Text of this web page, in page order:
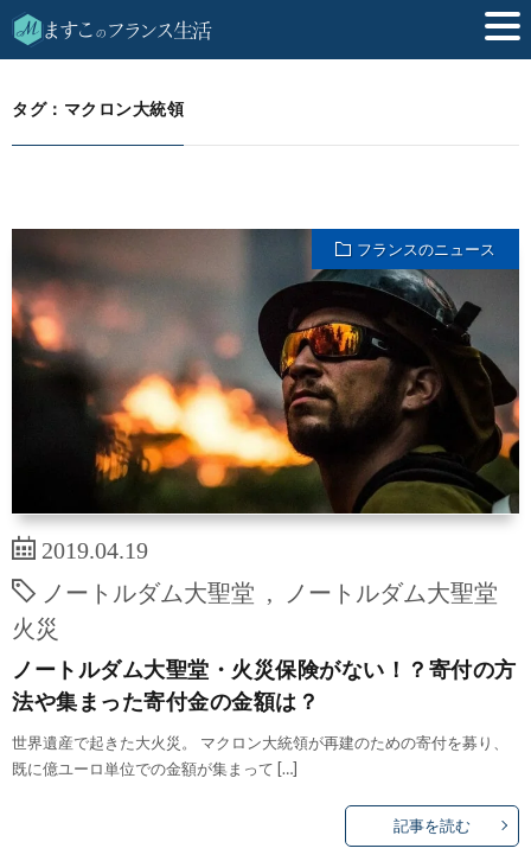
HOME マクロン大統領
タグ：マクロン大統領
フランスのニュース
2019.04.19
ノートルダム大聖堂
ノートルダム大聖堂
火災
ノートルダム大聖堂・火災保険がない！？寄付の方
法や集まった寄付金の金額は？
世界遺産で起きた大火災。 マクロン大統領が再建のための寄付を募り、
既に億ユーロ単位での金額が集まって […]
記事を読む